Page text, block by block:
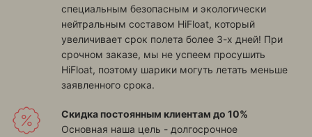
специальным безопасным и экологически
нейтральным составом HiFloat, который
увеличивает срок полета более 3-х дней! При
срочном заказе, мы не успеем просушить
HiFloat, поэтому шарики могуть летать меньше
заявленного срока.
Скидка постоянным клиентам до 10%
Основная наша цель - долгосрочное